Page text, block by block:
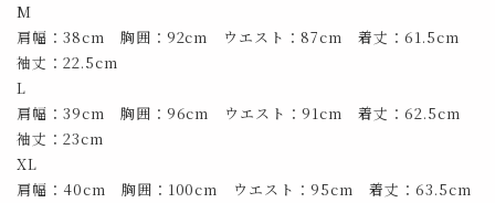
M
肩幅：38cm 胸囲：92cm ウエスト：87cm 着丈：61.5cm
袖丈：22.5cm
L
肩幅：39cm 胸囲：96cm ウエスト：91cm 着丈：62.5cm
袖丈：23cm
XL
肩幅：40cm 胸囲：100cm ウエスト：95cm 着丈：63.5cm